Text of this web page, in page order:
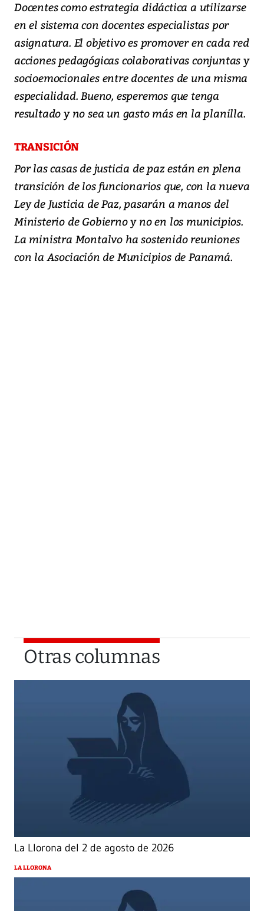
Docentes como estrategia didáctica a utilizarse
en el sistema con docentes especialistas por
asignatura. El objetivo es promover en cada red
acciones pedagógicas colaborativas conjuntas y
socioemocionales entre docentes de una misma
especialidad. Bueno, esperemos que tenga
resultado y no sea un gasto más en la planilla.
TRANSICIÓN
Por las casas de justicia de paz están en plena
transición de los funcionarios que, con la nueva
Ley de Justicia de Paz, pasarán a manos del
Ministerio de Gobierno y no en los municipios.
La ministra Montalvo ha sostenido reuniones
con la Asociación de Municipios de Panamá.
Otras columnas
La Llorona del 2 de agosto de 2026
LA LLORONA